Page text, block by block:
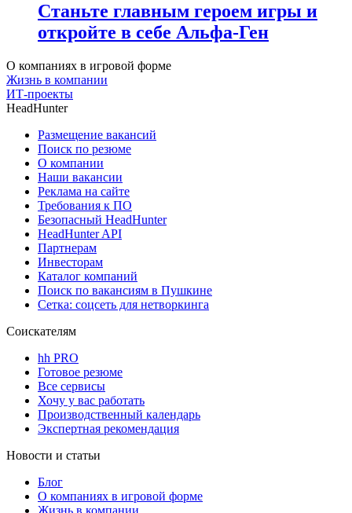
Станьте главным героем игры и
откройте в себе Альфа-Ген
О компаниях в игровой форме
Жизнь в компании
ИТ-проекты
HeadHunter
Размещение вакансий
Поиск по резюме
О компании
Наши вакансии
Реклама на сайте
Требования к ПО
Безопасный HeadHunter
HeadHunter API
Партнерам
Инвесторам
Каталог компаний
Поиск по вакансиям в Пушкине
Сетка: соцсеть для нетворкинга
Соискателям
hh PRO
Готовое резюме
Все сервисы
Хочу у вас работать
Производственный календарь
Экспертная рекомендация
Новости и статьи
Блог
О компаниях в игровой форме
Жизнь в компании